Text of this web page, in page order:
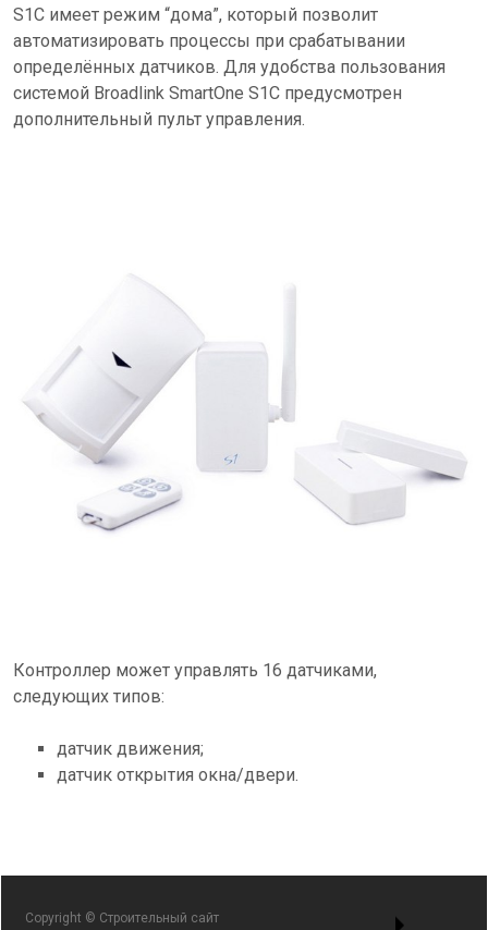
S1C имеет режим “дома”, который позволит
автоматизировать процессы при срабатывании
определённых датчиков. Для удобства пользования
системой Broadlink SmartOne S1C предусмотрен
дополнительный пульт управления.
Контроллер может управлять 16 датчиками,
следующих типов:
датчик движения;
датчик открытия окна/двери.
Copyright © Строительный сайт